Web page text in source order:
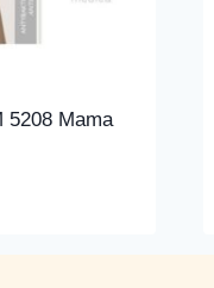
5208 Mama